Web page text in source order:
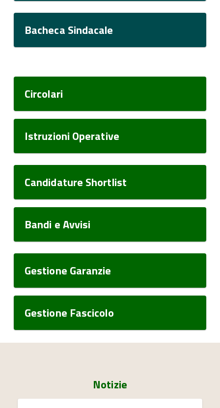
Bacheca Sindacale
Circolari
Istruzioni Operative
Candidature Shortlist
Bandi e Avvisi
Gestione Garanzie
Gestione Fascicolo
Notizie